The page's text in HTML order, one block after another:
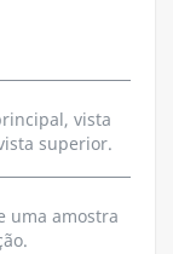
vista
superior.
uma amostra